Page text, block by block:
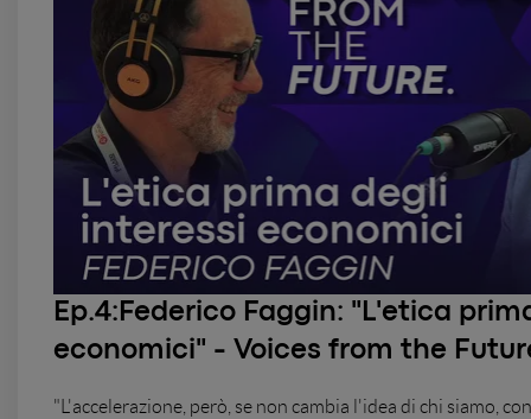
Ep.4: Federico Faggin: "L'etica
economici" - Voices from the
"L'accelerazione, però, se non cambia l'idea di chi siamo,